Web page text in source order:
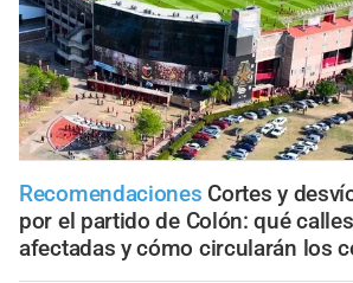
Recomendaciones Cortes y
por el partido de Colón: qué
afectadas y cómo circularán los